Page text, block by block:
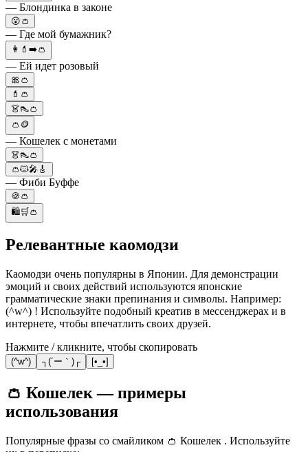
— Блондинка в законе
😮👛
— Где мой бумажник?
👩💄➡️👛
— Ей идет розовый
🎀👛
💄👛
👗👠👛
👛🪙
— Кошелек с монетами
👗👠👛
👛🐱🎤🎸
— Фиби Буффе
🍪👛
🛍️🛒👛
Релевантные каомодзи
Каомодзи очень популярны в Японии. Для демонстрации
эмоций и своих действий используются японские
грамматические знаки препинания и символы. Например:
(^w^) ! Используйте подобный креатив в мессенджерах и в
интернете, чтобы впечатлить своих друзей.
Нажмите / кликните, чтобы скопировать
(^w^) ┐(´ー｀)┌ [•_•]
👛 Кошелек — примеры
использования
Популярные фразы со смайликом 👛 Кошелек . Используйте